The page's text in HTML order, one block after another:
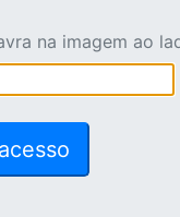
na imagem ao